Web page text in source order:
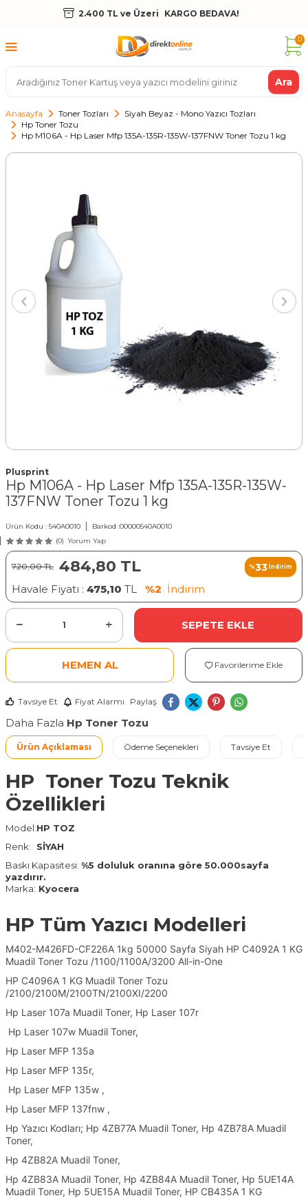
2.400 TL ve Üzeri KARGO BEDAVA!
Ara
0
Anasayfa Toner Tozları
Siyah Beyaz - Mono Yazıcı Tozları
Hp Toner Tozu
Hp M106A - Hp Laser Mfp 135A-135R-135W-137FNW Toner Tozu 1 kg
Plusprint
Hp M106A - Hp Laser Mfp 135A-135R-135W-
137FNW Toner Tozu 1 kg
Ürün Kodu : 540A0010 Barkod :00000540A0010
(0) Yorum Yap
720,00TL 484,80 TL %33 İndirim
Havale Fiyatı : 475,10 TL %2 İndirim
SEPETE EKLE
HEMEN AL Favorilerime Ekle
Tavsiye Et Fiyat Alarmı Paylaş
Daha Fazla Hp Toner Tozu
Ürün Açıklaması Ödeme Seçenekleri Tavsiye Et
HP Toner Tozu Teknik
Özellikleri
Model:HP TOZ
Renk: SİYAH
Baskı Kapasitesi: %5 doluluk oranına göre 50.000sayfa
yazdırır.
Marka: Kyocera
HP Tüm Yazıcı Modelleri
M402-M426FD-CF226A 1kg 50000 Sayfa Siyah HP C4092A 1 KG
Muadil Toner Tozu /1100/1100A/3200 All-in-One
HP C4096A 1 KG Muadil Toner Tozu
/2100/2100M/2100TN/2100XI/2200
Hp Laser 107a Muadil Toner, Hp Laser 107r
Hp Laser 107w Muadil Toner,
Hp Laser MFP 135a
Hp Laser MFP 135r,
Hp Laser MFP 135w ,
Hp Laser MFP 137fnw ,
Hp Yazıcı Kodları; Hp 4ZB77A Muadil Toner, Hp 4ZB78A Muadil
Toner,
Hp 4ZB82A Muadil Toner,
Hp 4ZB83A Muadil Toner, Hp 4ZB84A Muadil Toner, Hp 5UE14A
Muadil Toner, Hp 5UE15A Muadil Toner, HP CB435A 1 KG